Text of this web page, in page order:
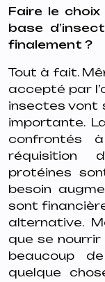
Faire le
base
finalement ?
Tout à fait.
accepté par
insectes vont
importante.
confrontés
réquisition
protéines
besoin
sont
alternative.
que se
beaucoup
quelque